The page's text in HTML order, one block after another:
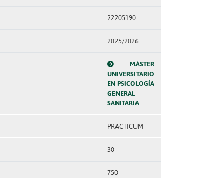
22205190
2025/2026
MÁSTER
UNIVERSITARIO
EN PSICOLOGÍA
GENERAL
SANITARIA
PRACTICUM
30
750